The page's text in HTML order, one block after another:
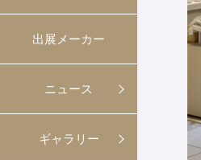
出展メーカー
ニュース
ギャラリー